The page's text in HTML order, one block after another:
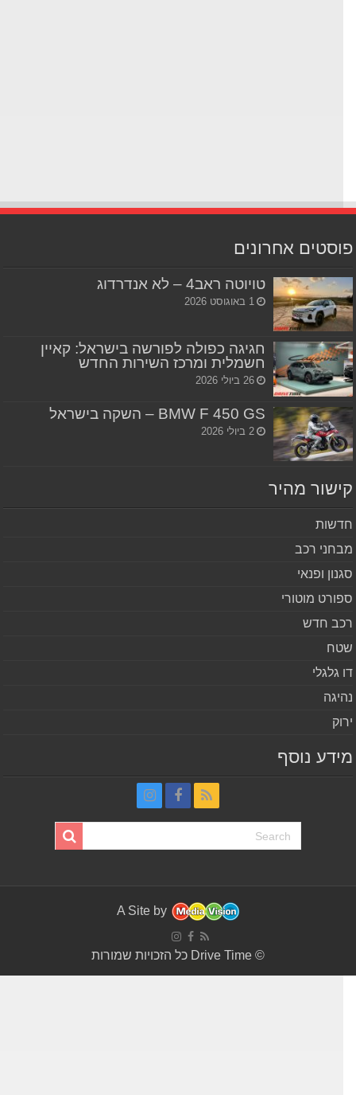
אחרונים
טויוטה ראב4 – לא אנדרדוג
1 באוגוסט 2026
חגיגה כפולה לפורשה בישראל: קאיין
חשמלית ומרכז השירות החדש
26 ביולי 2026
BMW F 450 GS – השקה בישראל
2 ביולי 2026
מהיר
רכב
ופנאי
מוטורי
חדש
גלגלי
נוסף
A Site by